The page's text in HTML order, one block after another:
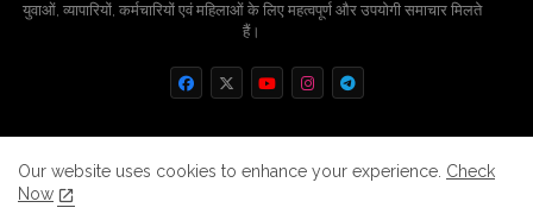
युवाओं, व्यापारियों, कर्मचारियों एवं महिलाओं के लिए महत्वपूर्ण और उपयोगी समाचार मिलते
हैं।
Home About Contact us
Privacy Policy
Our website uses cookies to enhance your experience. Check
Now